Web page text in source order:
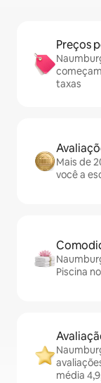
Preços
taxas
Mais de
você a
Piscina
média